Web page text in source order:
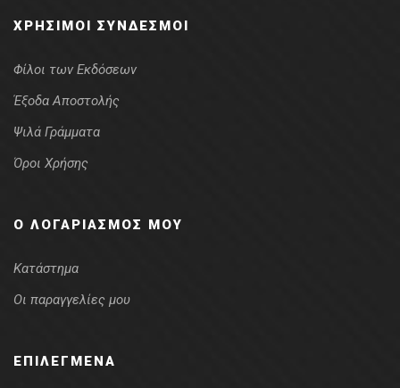
ΧΡΉΣΙΜΟΙ ΣΎΝΔΕΣΜΟΙ
Φίλοι των Εκδόσεων
Έξοδα Αποστολής
Ψιλά Γράμματα
Όροι Χρήσης
Ο ΛΟΓΑΡΙΑΣΜΌΣ ΜΟΥ
Κατάστημα
Οι παραγγελίες μου
ΕΠΙΛΕΓΜΈΝΑ